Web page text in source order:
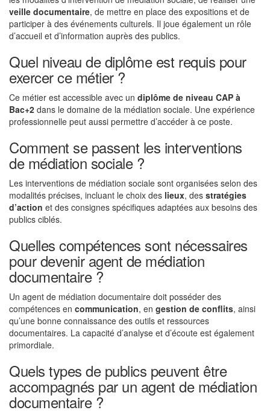
veille documentaire, de mettre en place des expositions et de
participer à des événements culturels. Il joue également un rôle
d’accueil et d’information auprès des publics.
Quel niveau de diplôme est requis pour
exercer ce métier ?
Ce métier est accessible avec un diplôme de niveau CAP à
Bac+2 dans le domaine de la médiation sociale. Une expérience
professionnelle peut aussi permettre d’accéder à ce poste.
Comment se passent les interventions
de médiation sociale ?
Les interventions de médiation sociale sont organisées selon des
modalités précises, incluant le choix des lieux, des stratégies
d’action et des consignes spécifiques adaptées aux besoins des
publics ciblés.
Quelles compétences sont nécessaires
pour devenir agent de médiation
documentaire ?
Un agent de médiation documentaire doit posséder des
compétences en communication, en gestion de conflits, ainsi
qu’une bonne connaissance des outils et ressources
documentaires. La capacité d’analyse et d’écoute est également
primordiale.
Quels types de publics peuvent être
accompagnés par un agent de médiation
documentaire ?